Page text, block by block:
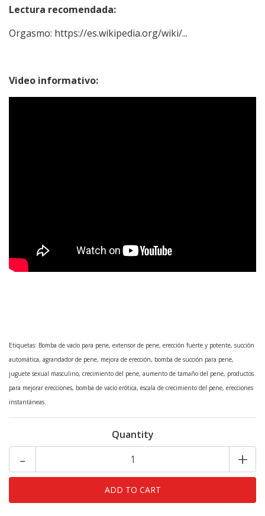
Lectura recomendada:
Orgasmo: https://es.wikipedia.org/wiki/...
Video informativo:
Etiquetas: Bomba de vacío para pene, extensor de pene, erección fuerte y potente, succión
automática, agrandador de pene, mejora de erección, bomba de succión para pene,
juguete sexual masculino, crecimiento del pene, aumento de tamaño del pene, productos
para mejorar erecciones, bomba de vacío erótica, escala de crecimiento del pene, erecciones
instantáneas.
Quantity
- +